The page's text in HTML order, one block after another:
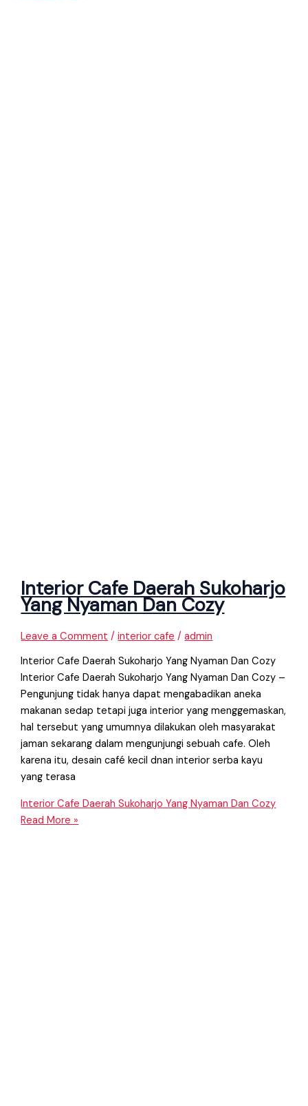
Interior Cafe Daerah Sukoharjo
Yang Nyaman Dan Cozy
Leave a Comment /interior cafe /admin
Interior Cafe Daerah Sukoharjo Yang Nyaman Dan Cozy
Interior Cafe Daerah Sukoharjo Yang Nyaman Dan Cozy –
Pengunjung tidak hanya dapat mengabadikan aneka
makanan sedap tetapi juga interior yang menggemaskan,
hal tersebut yang umumnya dilakukan oleh masyarakat
jaman sekarang dalam mengunjungi sebuah cafe. Oleh
karena itu, desain café kecil dnan interior serba kayu
yang terasa
Interior Cafe Daerah Sukoharjo Yang Nyaman Dan Cozy
Read More »